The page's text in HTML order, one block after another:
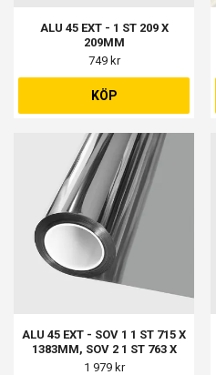
ALU 45 EXT - 1 ST 209 X
209MM
749 kr
KÖP
ALU 45 EXT - SOV 1 1 ST 715 X
1383MM, SOV 2 1 ST 763 X
1422MM, BALK 1 1 ST 768 X
1 979 kr